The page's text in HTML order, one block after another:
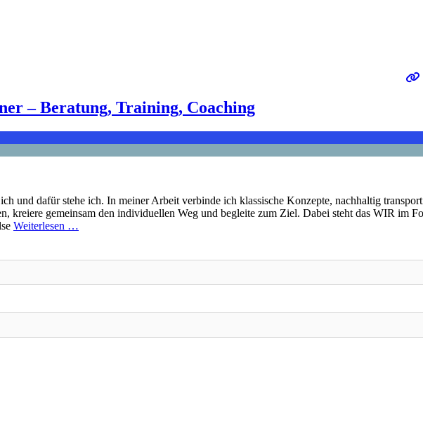
– Beratung, Training, Coaching
und dafür stehe ich. In meiner Arbeit verbinde ich klassische Konzepte, nachhaltig
kreiere gemeinsam den individuellen Weg und begleite zum Ziel. Dabei steht das WIR im
Weiterlesen …